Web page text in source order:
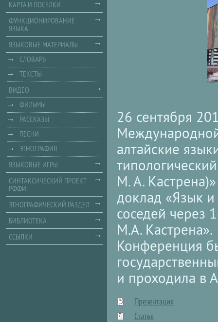
26 сентября
алтайские
М. А.
доклад «Язык
соседей через
М.А. Кастрена».
Конференция
и проходила в
Презентация
Статья
КАРТА И ПОСЕЛКИ
ФУНКЦИОНИРОВАНИЕ
ЯЗЫКА
ЯЗЫКОВЫЕ МАТЕРИАЛЫ
СЛОВАРЬ
ТЕКСТЫ
ВИДЕО
ФИЛЬМЫ
РАССКАЗЫ
ПЕСНИ
ЭТНОГРАФИЯ
ЯЗЫКОВЫЕ ИГРЫ
СИНТАКСИЧЕСКИЙ ПРОЕКТ
РФФИ
ЭТНОГРАФИЧЕСКИЙ РАЗДЕЛ
БИБЛИОТЕКА
ССЫЛКИ